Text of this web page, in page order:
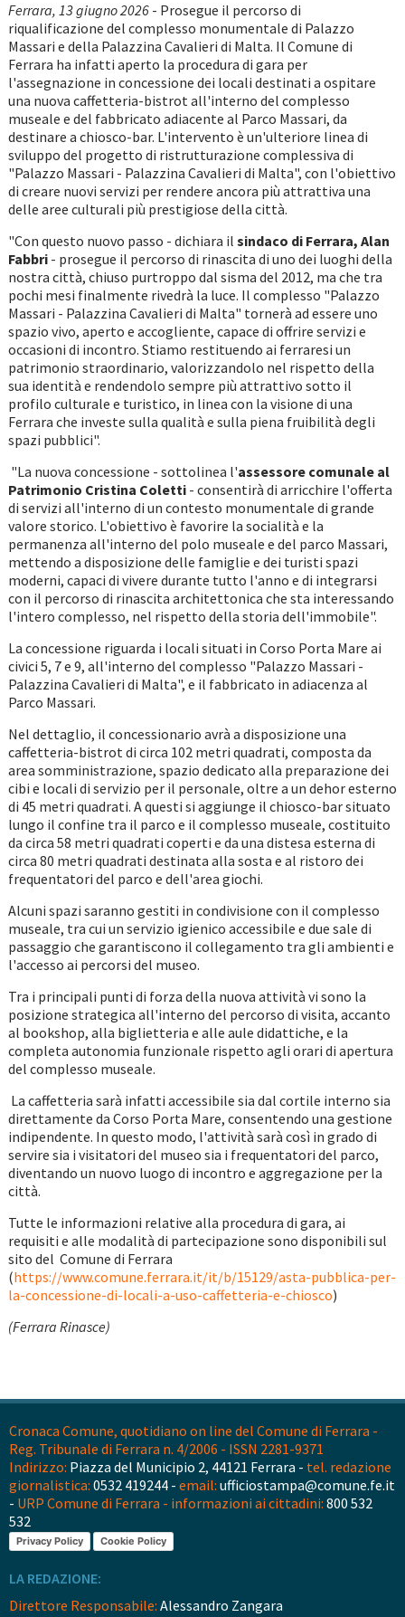
Ferrara, 13 giugno 2026- Prosegue il percorso di
riqualificazione del complesso monumentale di Palazzo
Massari e della Palazzina Cavalieri di Malta. Il Comune di
Ferrara ha infatti aperto la procedura di gara per
l'assegnazione in concessione dei locali destinati a ospitare
una nuova caffetteria-bistrot all'interno del complesso
museale e del fabbricato adiacente al Parco Massari, da
destinare a chiosco-bar. L'intervento è un'ulteriore linea di
sviluppo del progetto di ristrutturazione complessiva di
"Palazzo Massari - Palazzina Cavalieri di Malta", con l'obiettivo
di creare nuovi servizi per rendere ancora più attrattiva una
delle aree culturali più prestigiose della città.
"Con questo nuovo passo - dichiara il sindaco di Ferrara, Alan
Fabbri- prosegue il percorso di rinascita di uno dei luoghi della
nostra città, chiuso purtroppo dal sisma del 2012, ma che tra
pochi mesi finalmente rivedrà la luce. Il complesso "Palazzo
Massari - Palazzina Cavalieri di Malta" tornerà ad essere uno
spazio vivo, aperto e accogliente, capace di offrire servizi e
occasioni di incontro. Stiamo restituendo ai ferraresi un
patrimonio straordinario, valorizzandolo nel rispetto della
sua identità e rendendolo sempre più attrattivo sotto il
profilo culturale e turistico, in linea con la visione di una
Ferrara che investe sulla qualità e sulla piena fruibilità degli
spazi pubblici".
"La nuova concessione - sottolinea l'assessore comunale al
Patrimonio Cristina Coletti- consentirà di arricchire l'offerta
di servizi all'interno di un contesto monumentale di grande
valore storico. L'obiettivo è favorire la socialità e la
permanenza all'interno del polo museale e del parco Massari,
mettendo a disposizione delle famiglie e dei turisti spazi
moderni, capaci di vivere durante tutto l'anno e di integrarsi
con il percorso di rinascita architettonica che sta interessando
l'intero complesso, nel rispetto della storia dell'immobile".
La concessione riguarda i locali situati in Corso Porta Mare ai
civici 5, 7 e 9, all'interno del complesso "Palazzo Massari -
Palazzina Cavalieri di Malta", e il fabbricato in adiacenza al
Parco Massari.
Nel dettaglio, il concessionario avrà a disposizione una
caffetteria-bistrot di circa 102 metri quadrati, composta da
area somministrazione, spazio dedicato alla preparazione dei
cibi e locali di servizio per il personale, oltre a un dehor esterno
di 45 metri quadrati. A questi si aggiunge il chiosco-bar situato
lungo il confine tra il parco e il complesso museale, costituito
da circa 58 metri quadrati coperti e da una distesa esterna di
circa 80 metri quadrati destinata alla sosta e al ristoro dei
frequentatori del parco e dell'area giochi.
Alcuni spazi saranno gestiti in condivisione con il complesso
museale, tra cui un servizio igienico accessibile e due sale di
passaggio che garantiscono il collegamento tra gli ambienti e
l'accesso ai percorsi del museo.
Tra i principali punti di forza della nuova attività vi sono la
posizione strategica all'interno del percorso di visita, accanto
al bookshop, alla biglietteria e alle aule didattiche, e la
completa autonomia funzionale rispetto agli orari di apertura
del complesso museale.
La caffetteria sarà infatti accessibile sia dal cortile interno sia
direttamente da Corso Porta Mare, consentendo una gestione
indipendente. In questo modo, l'attività sarà così in grado di
servire sia i visitatori del museo sia i frequentatori del parco,
diventando un nuovo luogo di incontro e aggregazione per la
città.
Tutte le informazioni relative alla procedura di gara, ai
requisiti e alle modalità di partecipazione sono disponibili sul
sito del Comune di Ferrara
(https://www.comune.ferrara.it/it/b/15129/asta-pubblica-per-
la-concessione-di-locali-a-uso-caffetteria-e-chiosco)
(Ferrara Rinasce)
Cronaca Comune, quotidiano on line del Comune di Ferrara -
Reg. Tribunale di Ferrara n. 4/2006 - ISSN 2281-9371
Indirizzo: Piazza del Municipio 2, 44121 Ferrara - tel. redazione
giornalistica: 0532 419244 - email: ufficiostampa@comune.fe.it
- URP Comune di Ferrara - informazioni ai cittadini: 800 532
532
Privacy Policy Cookie Policy
LA REDAZIONE:
Direttore Responsabile: Alessandro Zangara